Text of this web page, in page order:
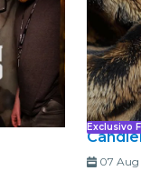
Exclusivo
07 Aug